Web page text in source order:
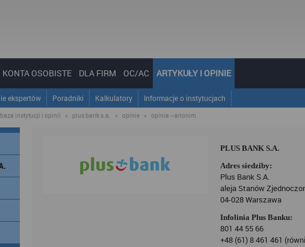
KONTA OSOBISTE DLA FIRM OC/AC ARTYKUŁY I OPINIE
ekspertów Poradniki Kalkulatory Informacje o instytucjach
baza instytucji i opinii » plus bank s.a. » opinie » opinia ~anonim
PLUS BANK S.A.
Adres siedziby:
Plus Bank S.A.
aleja Stanów
04-028 Warszawa
Infolinia Plus Banku:
801 44 55 66
+48 (61) 8 461 461